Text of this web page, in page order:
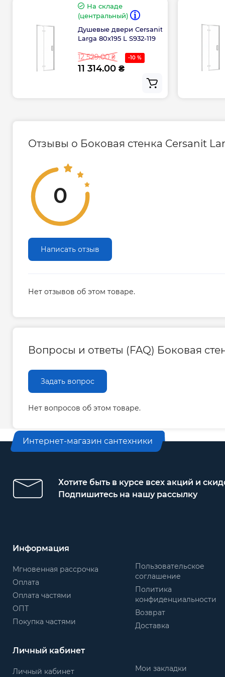
На складе
(центральный)
Душевые двери Cersanit
Larga 80х195 L S932-119
12 529.00 ₴ -10 %
11 314.00 ₴
Отзывы о Боковая стенка Cersanit
0
Написать отзыв
Нет отзывов об этом товаре.
Вопросы и ответы (FAQ) Боковая
Задать вопрос
Нет вопросов об этом товаре.
Интернет-магазин сантехники
Хотите быть в курсе всех акций и
Подпишитесь на нашу рассылку
Информация
Мгновенная рассрочка
Оплата
Оплата частями
ОПТ
Покупка частями
Пользовательское
соглашение
Политика
конфиденциальности
Возврат
Доставка
Личный кабинет
Личный кабинет Мои закладки